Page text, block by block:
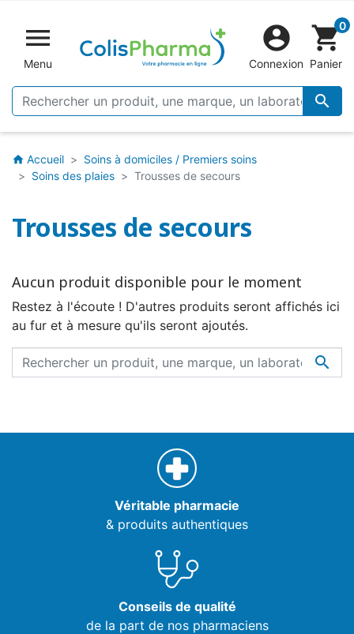

Menu


Connexion
shopping_cart0
Panier
home Accueil
Soins à domiciles / Premiers soins
Soins des plaies
Trousses de secours
Trousses de secours
Aucun produit disponible pour le moment
Restez à l'écoute ! D'autres produits seront affichés ici
au fur et à mesure qu'ils seront ajoutés.

Véritable pharmacie
& produits authentiques
Conseils de qualité
de la part de nos pharmaciens